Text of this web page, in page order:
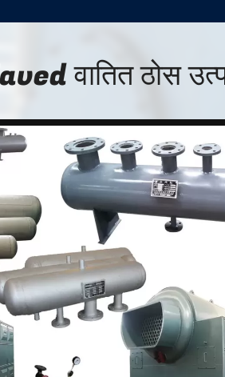
वातित ठोस